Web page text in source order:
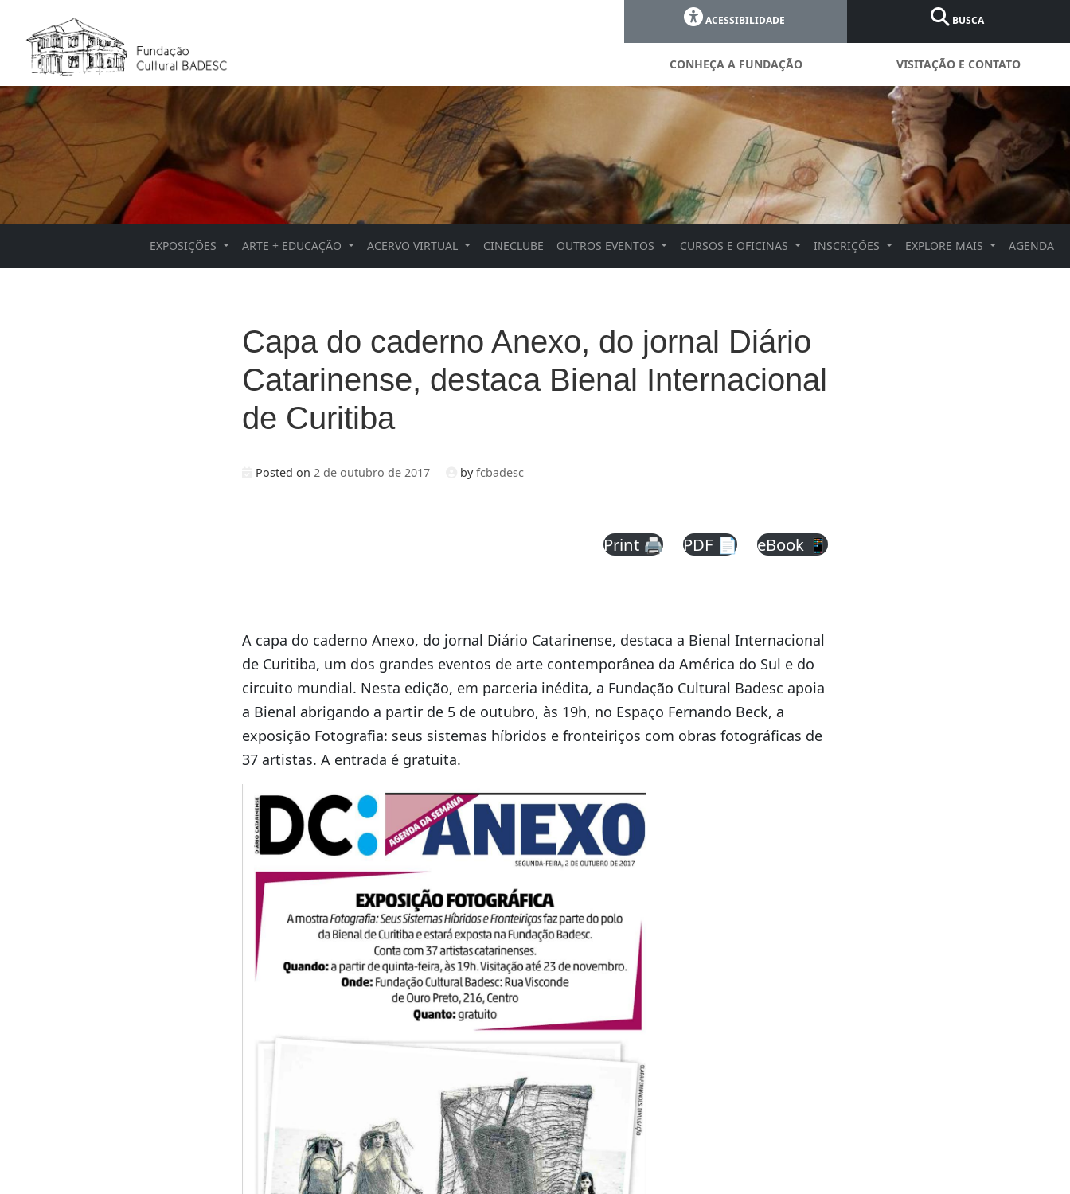
ACESSIBILIDADE BUSCA
CONHEÇA A FUNDAÇÃO VISITAÇÃO E CONTATO
EXPOSIÇÕES ARTE + EDUCAÇÃO ACERVO VIRTUAL CINECLUBE OUTROS EVENTOS CURSOS E OFICINAS INSCRIÇÕES EXPLORE MAIS AGENDA
Capa do caderno Anexo, do jornal Diário
Catarinense, destaca Bienal Internacional
de Curitiba
Posted on 2 de outubro de 2017 byfcbadesc
Print 🖨 PDF 📄 eBook 📱
A capa do caderno Anexo, do jornal Diário Catarinense, destaca a Bienal Internacional
de Curitiba, um dos grandes eventos de arte contemporânea da América do Sul e do
circuito mundial. Nesta edição, em parceria inédita, a Fundação Cultural Badesc apoia
a Bienal abrigando a partir de 5 de outubro, às 19h, no Espaço Fernando Beck, a
exposição Fotografia: seus sistemas híbridos e fronteiriços com obras fotográficas de
37 artistas. A entrada é gratuita.